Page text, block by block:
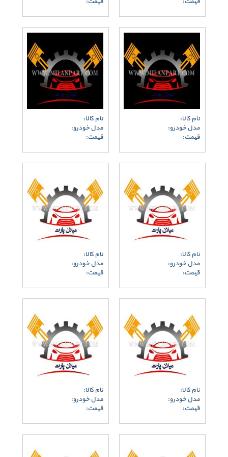
نام کالا:
مدل خودرو:
قیمت:
نام کالا:
مدل خودرو:
قیمت:
نام کالا:
مدل خودرو:
قیمت:
نام کالا:
مدل خودرو:
قیمت:
نام کالا:
مدل خودرو:
قیمت:
نام کالا:
مدل خودرو:
قیمت: